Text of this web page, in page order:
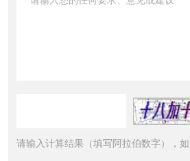
请输入计算结果（填写阿拉伯数字），